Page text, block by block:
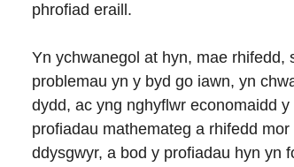
phrofiad eraill.
Yn ychwanegol at hyn, mae
problemau yn y byd go iawn, yn
dydd, ac yng nghyflwr economaidd
profiadau mathemateg a rhifedd
ddysgwyr, a bod y profiadau hyn yn